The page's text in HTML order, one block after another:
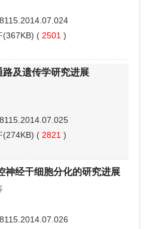
(367KB) ( 2501 )
及遗传学研究进展
(274KB) ( 2821 )
神经干细胞分化的研究进展